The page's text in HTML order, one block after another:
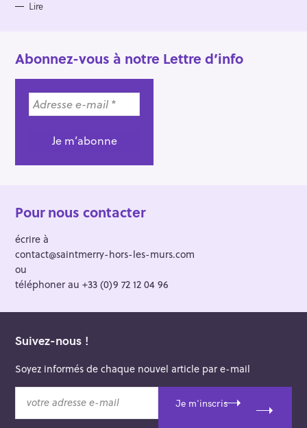
Lire
Abonnez-vous à notre Lettre d’info
Pour nous contacter
écrire à
contact@saintmerry-hors-les-murs.com
ou
téléphoner au +33 (0)9 72 12 04 96
Suivez-nous !
Soyez informés de chaque nouvel article par e-mail
t
Je m'inscris